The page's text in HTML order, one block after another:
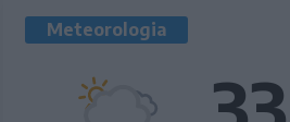
Meteorologia